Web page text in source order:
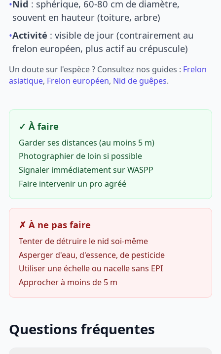
•Nid : sphérique, 60-80 cm de diamètre,
souvent en hauteur (toiture, arbre)
•Activité : visible de jour (contrairement au
frelon européen, plus actif au crépuscule)
Un doute sur l'espèce ? Consultez nos guides : Frelon
asiatique, Frelon européen, Nid de guêpes.
✓ À faire
Garder ses distances (au moins 5 m)
Photographier de loin si possible
Signaler immédiatement sur WASPP
Faire intervenir un pro agréé
✗ À ne pas faire
Tenter de détruire le nid soi-même
Asperger d'eau, d'essence, de pesticide
Utiliser une échelle ou nacelle sans EPI
Approcher à moins de 5 m
Questions fréquentes